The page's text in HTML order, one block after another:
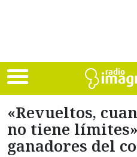
«Revueltos,
no tiene
ganadores del